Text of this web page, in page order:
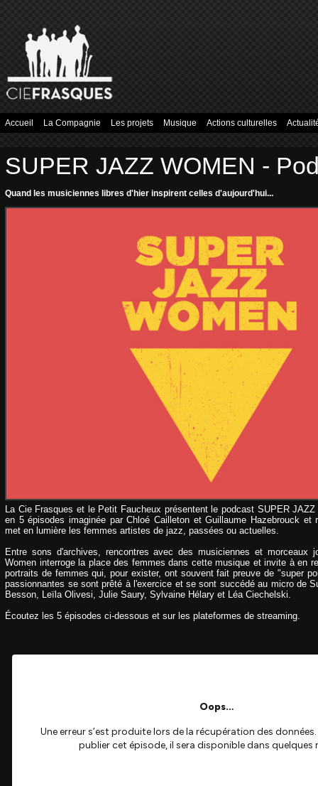
Accueil La Compagnie Les projets Musique Actions culturelles
SUPER JAZZ WOMEN -
Quand les musiciennes libres d'hier inspirent celles d'aujourd'hui...
La Cie Frasques et le Petit Faucheux présentent le podcast SUPER
en 5 épisodes imaginée par Chloé Cailleton et Guillaume Hazebrouck et
met en lumière les femmes artistes de jazz, passées ou actuelles.
Entre sons d'archives, rencontres avec des musiciennes et morceaux
Women interroge la place des femmes dans cette musique et invite à en
portraits de femmes qui, pour exister, ont souvent fait preuve de "super
passionnantes se sont prêté à l'exercice et se sont succédé au micro de
Besson, Leïla Olivesi, Julie Saury, Sylvaine Hélary et Léa Ciechelski.
Écoutez les 5 épisodes ci-dessous et sur les plateformes de streaming.